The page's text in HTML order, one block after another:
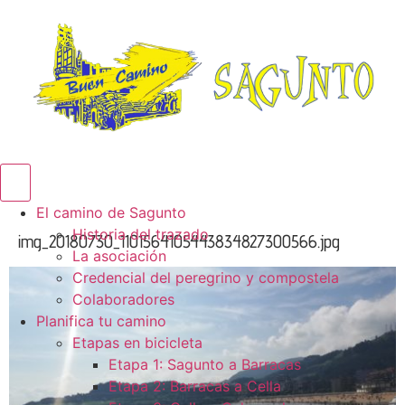
El camino de Sagunto
Historia del trazado
La asociación
Credencial del peregrino y compostela
Colaboradores
Planifica tu camino
Etapas en bicicleta
Etapa 1: Sagunto a Barracas
Etapa 2: Barracas a Cella
img_20180730_1101564105443834827300566.jpg